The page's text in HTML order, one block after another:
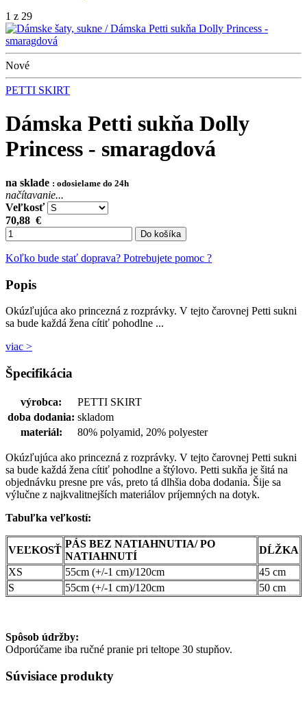
1 z 29
Nové
PETTI SKIRT
Dámska Petti sukňa Dolly
Princess - smaragdová
na sklade : odosielame do 24h
načítavanie...
Veľkosť
70,88 €
Do košíka
Koľko bude stať doprava? Potrebujete pomoc ?
Popis
Okúzľujúca ako princezná z rozprávky. V tejto čarovnej Petti sukni
sa bude každá žena cítiť pohodlne ...
viac >
Špecifikácia
výrobca:
PETTI SKIRT
doba dodania: skladom
materiál:
80% polyamid, 20% polyester
Okúzľujúca ako princezná z rozprávky. V tejto čarovnej Petti sukni
sa bude každá žena cítiť pohodlne a štýlovo. Petti sukňa je šitá na
objednávku presne pre vás, preto tá dlhšia doba dodania. Šije sa
výlučne z najkvalitnejších materiálov príjemných na dotyk.
Tabuľka veľkostí:
VEĽKOSŤ
PÁS BEZ NATIAHNUTIA/ PO
NATIAHNUTÍ
DĹŽKA
XS
55cm (+/-1 cm)/120cm
45 cm
S
55cm (+/-1 cm)/120cm 50 cm
Spôsob údržby:
Odporúčame iba ručné pranie pri teltope 30 stupňov.
Súvisiace produkty